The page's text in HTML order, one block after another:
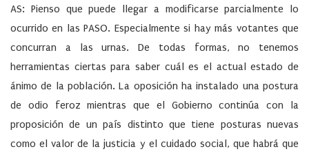
AS: Pienso que puede llegar a modificarse parcialmente lo
ocurrido en las PASO. Especialmente si hay más votantes que
concurran a las urnas. De todas formas, no tenemos
herramientas ciertas para saber cuál es el actual estado de
ánimo de la población. La oposición ha instalado una postura
de odio feroz mientras que el Gobierno continúa con la
proposición de un país distinto que tiene posturas nuevas
como el valor de la justicia y el cuidado social, que habrá que